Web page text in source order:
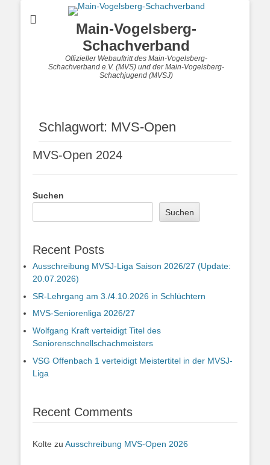
Main-Vogelsberg-
Schachverband
Offizieller Webauftritt des Main-Vogelsberg-
Schachverband e.V. (MVS) und der Main-Vogelsberg-
Schachjugend (MVSJ)
Schlagwort: MVS-Open
MVS-Open 2024
Suchen
Suchen
Recent Posts
Ausschreibung MVSJ-Liga Saison 2026/27 (Update:
20.07.2026)
SR-Lehrgang am 3./4.10.2026 in Schlüchtern
MVS-Seniorenliga 2026/27
Wolfgang Kraft verteidigt Titel des
Seniorenschnellschachmeisters
VSG Offenbach 1 verteidigt Meistertitel in der MVSJ-
Liga
Recent Comments
Kolte zu Ausschreibung MVS-Open 2026